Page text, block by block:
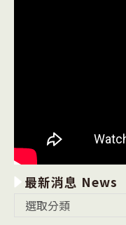
最新消息 News
選取分類